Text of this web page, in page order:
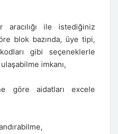
aracılığı ile istediğiniz
blok bazında, üye tipi,
gibi seçeneklerle
ulaşabilme imkanı,
göre aidatları excele